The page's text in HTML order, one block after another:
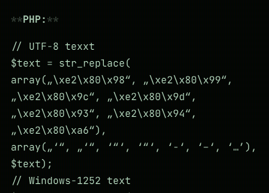
PHP:
// UTF-8 texxt
$text = str_replace(
array(„\xe2\x80\x98“, „\xe2\x80\x99“,
„\xe2\x80\x9c“, „\xe2\x80\x9d“,
„\xe2\x80\x93“, „\xe2\x80\x94“,
„\xe2\x80\xa6“),
array(„‘“, „‘“, ‘“‘, ‘“‘, ‘-‘, ‘–‘, ‘…’),
$text);
// Windows-1252 text